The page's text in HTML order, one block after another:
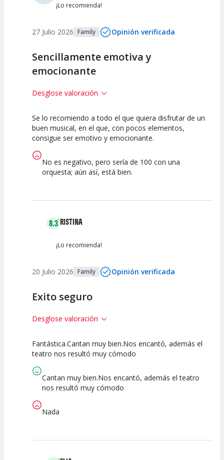
¡Lo recomienda!
27 Julio 2026 Family Opinión verificada
Sencillamente emotiva y
emocionante
Desglose valoración
10
Calidad del
10
Puesta en
10
Interpretación
Se lo recomiendo a todo el que quiera disfrutar de un
buen musical, en el que, con pocos elementos,
consigue ser emotivo y emocionante.
No es negativo, pero sería de 100 con una
orquesta; aún así, está bien.
8.3CRISTINA
¡Lo recomienda!
20 Julio 2026 Family Opinión verificada
Exito seguro
Desglose valoración
7.5
Espectáculo
7.5
Escena
10
artística
Fantástica.Cantan muy bien.Nos encantó, además el
teatro nos resultó muy cómodo
Cantan muy bien.Nos encantó, además el teatro
nos resultó muy cómodo
Nada